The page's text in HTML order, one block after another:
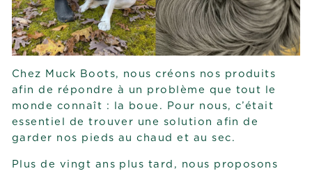
Chez Muck Boots, nous créons nos produits
afin de répondre à un problème que tout le
monde connaît : la boue. Pour nous, c’était
essentiel de trouver une solution afin de
garder nos pieds au chaud et au sec.
Plus de vingt ans plus tard, nous proposons